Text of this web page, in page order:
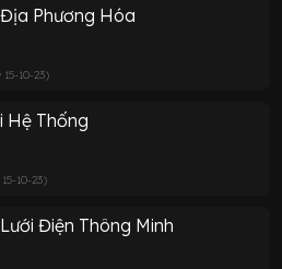
Phương Hóa
10-23)
Hệ Thống
10-23)
Điện Thông Minh